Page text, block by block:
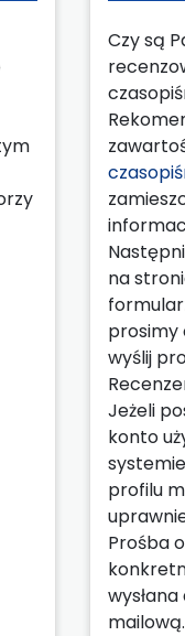
Czy są
na
prosimy
wyślij
Jeżeli
konto
profilu
Prośba
mailową.